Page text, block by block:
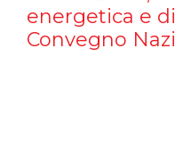
energetica e
Convegno